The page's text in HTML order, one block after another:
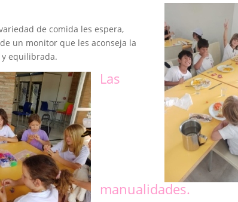
de comida les espera,
un monitor que les aconseja la
equilibrada.
Las
manualidades.